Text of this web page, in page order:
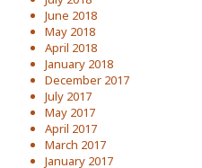
June 2018
May 2018
April 2018
January 2018
December 2017
July 2017
May 2017
April 2017
March 2017
January 2017